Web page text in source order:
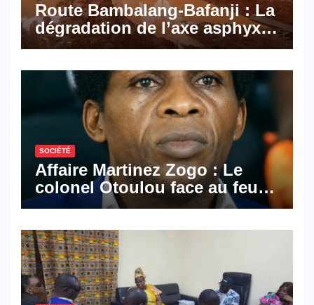
Route Bambalang-Bafanji : La
dégradation de l’axe asphyxie
les activités économiques
SOCIÉTÉ
Affaire Martinez Zogo : Le
colonel Otoulou face au feu
croisé des avocats de la